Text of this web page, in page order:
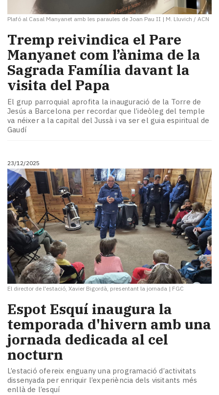
Plafó al Casal Manyanet amb les paraules de Joan Pau II | M. Lluvich / ACN
Tremp reivindica el Pare
Manyanet com l’ànima de la
Sagrada Família davant la
visita del Papa
El grup parroquial aprofita la inauguració de la Torre de
Jesús a Barcelona per recordar que l’ideòleg del temple
va néixer a la capital del Jussà i va ser el guia espiritual de
Gaudí
23/12/2025
El director de l'estació, Xavier Bigordà, presentant la jornada | FGC
Espot Esquí inaugura la
temporada d'hivern amb una
jornada dedicada al cel
nocturn
L’estació ofereix enguany una programació d’activitats
dissenyada per enriquir l’experiència dels visitants més
enllà de l’esquí